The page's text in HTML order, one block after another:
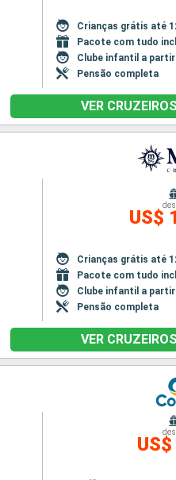
Crianças grátis até
Pacote com tudo
Clube infantil a
Pensão completa
VER CRUZEIROS
US$
Crianças grátis até
Pacote com tudo
Clube infantil a
Pensão completa
VER CRUZEIROS